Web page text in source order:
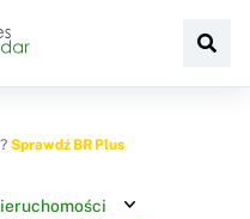
Sprawdź BR Plus